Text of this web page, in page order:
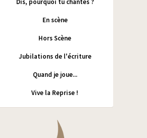
Dis, pourquoi tu chantes ?
En scène
Hors Scène
Jubilations de l'écriture
Quand je joue...
Vive la Reprise !